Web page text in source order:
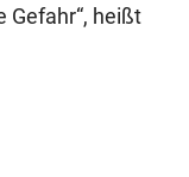
Gefahr“, heißt